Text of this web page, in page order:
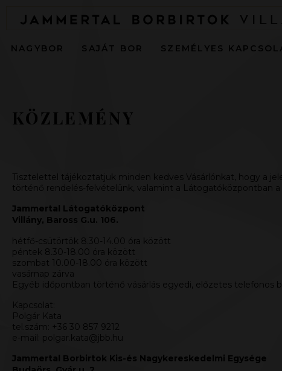
NAGYBOR SAJÁT BOR SZEMÉLYES
KÖZLEMÉNY
Tisztelettel tájékoztatjuk minden kedves Vásárlónkat, hogy a
történő rendelés-felvételünk, valamint a Látogatóközpontban
Jammertal Látogatóközpont
Villány, Baross G.u. 106.
hétfő-csütörtök 8.30-14.00 óra között
péntek 8.30-18.00 óra között
szombat 10.00-18.00 óra között
vasárnap zárva
Egyéb időpontban történő vásárlás egyedi, előzetes telefonos
Kapcsolat:
Polgár Kata
tel.szám: +36 30 857 9212
e-mail: polgar.kata@jbb.hu
Jammertal Borbirtok Kis-és Nagykereskedelmi Egysége